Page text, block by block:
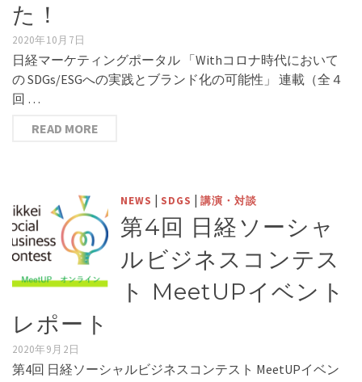
た！
2020年10月7日
日経マーケティングポータル 「Withコロナ時代において
の SDGs/ESGへの実践とブランド化の可能性」 連載（全４
回 …
READ MORE
NEWS | SDGS |講演・対談
第4回 日経ソーシャ
ルビジネスコンテス
ト MeetUPイベント
レポート
2020年9月2日
第4回 日経ソーシャルビジネスコンテスト MeetUPイベン